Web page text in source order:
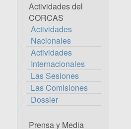
Actividades del
CORCAS
Actividades
Nacionales
Actividades
Internacionales
Las Sesiones
Las Comisiones
Dossier
Prensa y Media